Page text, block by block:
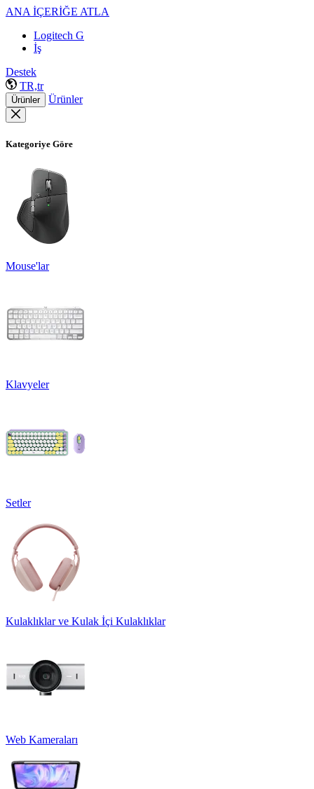
ANA İÇERİĞE ATLA
Logitech G
İş
Destek
TR,tr
Ürünler Ürünler
Kategoriye Göre
Mouse'lar
Klavyeler
Setler
Kulaklıklar ve Kulak İçi Kulaklıklar
Web Kameraları